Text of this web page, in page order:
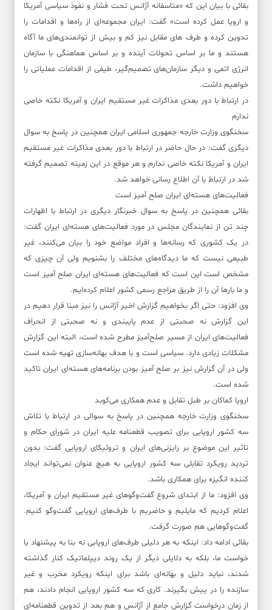
بقائی با بیان این که «متاسفانه آژانس تحت فشار و نفوذ سیاسی آمریکا
و اروپا عمل کرده است» گفت: ایران مجموعه‌ای از راه‌ها و اقدامات را
تدوین کرده و طرف های مقابل نیز کم و بیش از توانمندی‌های ما آگاه
هستند و ما بر اساس تحولات آینده ‌و بر اساس هماهنگی با سازمان
انرژی اتمی و دیگر سازمان‌های تصمیم‌گیر، طیفی از اقدامات عملیاتی را
خواهیم داشت.
در ارتباط با دور بعدی مذاکرات غیر مستقیم ایران و آمریکا نکته خاصی
ندارم
سخنگوی وزارت خارجه جمهوری اسلامی ایران همچنین در پاسخ به سوال
دیگری گفت: در حال حاضر در ارتباط با دور بعدی مذاکرات غیر مستقیم
ایران و آمریکا نکته خاصی ندارم و هر موقع در این زمینه تصمیم گرفته
شد در ارتباط با آن اطلاع رسانی خواهد شد.
فعالیت‌های هسته‌ای ایران صلح آمیز است
بقائی همچنین در پاسخ به سوال خبرنگار دیگری در ارتباط با اظهارات
چند تن از نمایندگان مجلس در مورد فعالیت‌های هسته‌ای ایران گفت:
در یک کشوری که رسانه‌ها و افراد مواضع خود را بیان می‌کنند، غیر
طبیعی نیست که ما دیدگاه‌های مختلف را بشنویم ولی آن چیزی که
مشخص است این است که فعالیت‌های هسته‌ای ایران صلح آمیز است
و ما بارها آن را از طریق مراجع رسمی کشور اعلام کرده‌ایم.
وی افزود: حتی اگر بخواهیم گزارش اخیر آژانس را نیز مبنا قرار دهیم در
این گزارش نه صحبتی از عدم پایبندی و نه صحبتی از انحراف
فعالیت‌های ایران از مسیر صلح‌آمیز مطرح شده است، البته این گزارش
مشکلات زیادی دارد. سیاسی است و با هدف بهانه‌سازی تهیه شده است
ولی در آن گزارش نیز بر صلح آمیز بودن برنامه‌های هسته‌ای ایران تاکید
شده است.
اروپا کماکان بر طبل تقابل و عدم همکاری می‌کوبد
سخنگوی وزارت خارجه همچنین در پاسخ به سوالی در ارتباط با تلاش
سه کشور اروپایی برای تصویب قطعنامه علیه ایران در شورای حکام و
تاثیر این موضوع بر رایزنی‌های ایران و تروئیکای اروپایی گفت: بدون
تردید رویکرد تقابلی سه کشور اروپایی به هیچ عنوان نمی‌تواند ایجاد
کننده انگیزه برای همکاری باشد.
وی افزود: ما از ابتدای شروع گفت‌وگوهای غیر مستقیم ایران و آمریکا،
اعلام کردیم که مایلیم و حاضریم با طرف‌های اروپایی گفت‌وگو کنیم.
گفت‌وگوهایی هم صورت گرفت.
بقائی ادامه داد: اینکه به هر دلیلی طرف‌های اروپایی نه بنا به پیشنهاد یا
خواست ما، بلکه به دلایلی دیگر از یک روند دیپلماتیک کنار گذاشته
شدند، نباید دلیل و بهانه‌ای باشد برای اینکه رویکرد مخرب و غیر
سازنده را در پیش بگیرند. کاری که سه کشور اروپایی انجام دادند، هم
از زمان درخواست گزارش جامع از آژانس و هم بعد از تدوین قطعنامه‌ای